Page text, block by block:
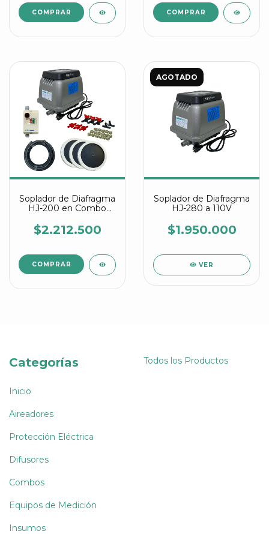
Soplador de Diafragma
HJ-200 en Combo
de 9"
$2.212.500
AGOTADO
Soplador de Diafragma
HJ-280 a 110V
$1.950.000
VER
Categorías
Inicio
Aireadores
Protección Eléctrica
Difusores
Combos
Equipos de Medición
Insumos
Todos los Productos